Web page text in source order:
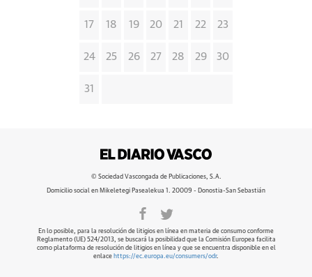
17 18 19 20 21 22 23
24 25 26 27 28 29 30
31
© Sociedad Vascongada de Publicaciones, S.A.
Domicilio social en Mikeletegi Pasealekua 1. 20009 - Donostia-San Sebastián
En lo posible, para la resolución de litigios en línea en materia de consumo conforme
Reglamento (UE) 524/2013, se buscará la posibilidad que la Comisión Europea facilita
como plataforma de resolución de litigios en línea y que se encuentra disponible en el
enlace https://ec.europa.eu/consumers/odr.